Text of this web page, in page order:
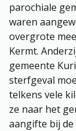
parochiale
waren
overgrote
Kermt.
gemeente
sterfgeval
telkens vele
ze naar het
aangifte bij